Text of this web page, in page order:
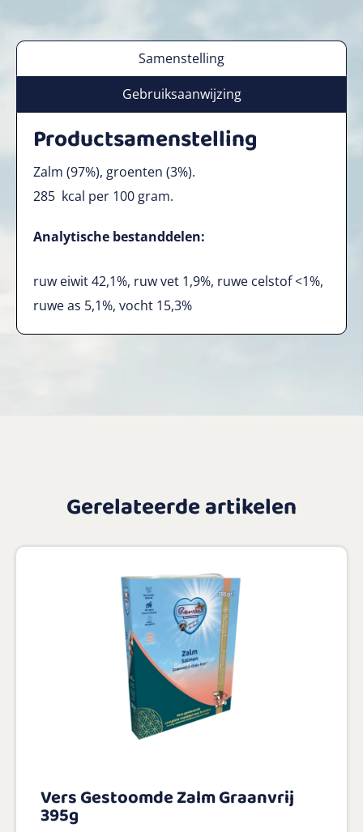
Samenstelling
Gebruiksaanwijzing
Productsamenstelling
Zalm (97%), groenten (3%).
285 kcal per 100 gram.
Analytische bestanddelen:
ruw eiwit 42,1%, ruw vet 1,9%, ruwe celstof <1%,
ruwe as 5,1%, vocht 15,3%
Gerelateerde artikelen
Vers Gestoomde Zalm Graanvrij
395g